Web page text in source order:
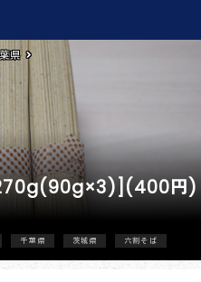
県
円)
千葉県 茨城県 六割そば